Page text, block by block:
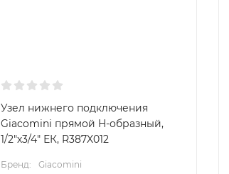
Узел нижнего подключения
Giacomini прямой H-образный,
1/2"х3/4" ЕК, R387X012
Бренд: Giacomini